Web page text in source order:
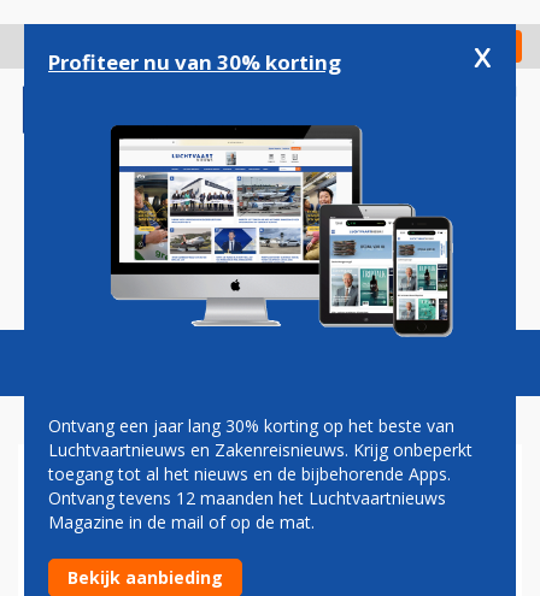
gaan
Check in
Magazine Podcasts Vacatures
AEGEAN IN HOOGSEIZOEN
VAN MAASTRICHT NAAR
CORFU
Profiteer nu van 30% korting x
Ontvang een jaar lang 30% korting op het beste van
Luchtvaartnieuws en Zakenreisnieuws. Krijg onbeperkt
toegang tot al het nieuws en de bijbehorende Apps.
Ontvang tevens 12 maanden het Luchtvaartnieuws
Magazine in de mail of op de mat.
Bekijk aanbieding